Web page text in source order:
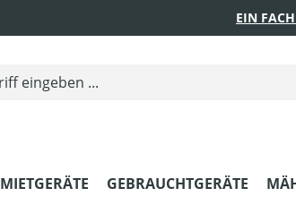
EIN
MIETGERÄTE GEBRAUCHTGERÄTE